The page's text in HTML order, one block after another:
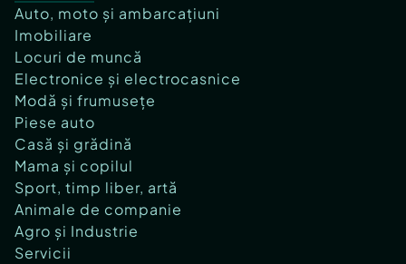
Auto, moto și ambarcațiuni
Imobiliare
Locuri de muncă
Electronice și electrocasnice
Modă și frumusețe
Piese auto
Casă și grădină
Mama și copilul
Sport, timp liber, artă
Animale de companie
Agro și Industrie
Servicii